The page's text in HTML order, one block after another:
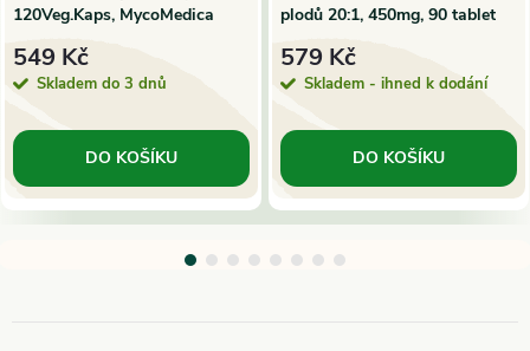
120Veg.Kaps, MycoMedica
549 Kč
Skladem do 3 dnů
DO KOŠÍKU
plodů 20:1, 450mg, 90 tablet
579 Kč
Skladem - ihned k dodání
DO KOŠÍKU